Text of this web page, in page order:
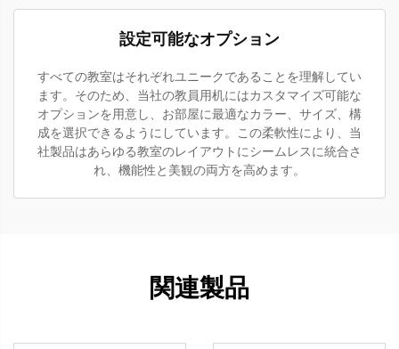
設定可能なオプション
すべての教室はそれぞれユニークであることを理解してい
ます。そのため、当社の教員用机にはカスタマイズ可能な
オプションを用意し、お部屋に最適なカラー、サイズ、構
成を選択できるようにしています。この柔軟性により、当
社製品はあらゆる教室のレイアウトにシームレスに統合さ
れ、機能性と美観の両方を高めます。
関連製品